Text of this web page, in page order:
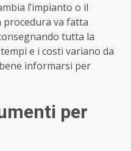
l’impianto o il
va fatta
tutta la
e i costi variano da
informarsi per
per